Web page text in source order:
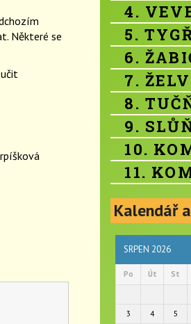
Některé se
4.
5.
6.
7.
8.
9.
10.
11.
Kalendář
SRPEN 2026
Po Út St
3
4 5